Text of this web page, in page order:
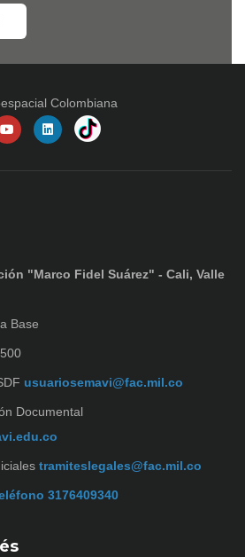
Colombiana
"Marco Fidel Suárez" - Cali, Valle
Base
usuariosemavi@fac.mil.co
Documental
tramiteslegales@fac.mil.co
3176409340